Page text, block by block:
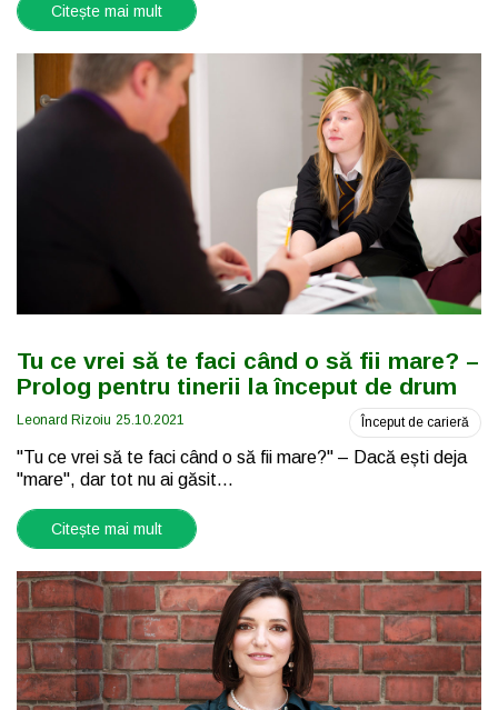
Citește mai mult
Tu ce vrei să te faci când o să fii mare? –
Prolog pentru tinerii la început de drum
Leonard Rizoiu 25.10.2021 Început de carieră
"Tu ce vrei să te faci când o să fii mare?" – Dacă ești deja
"mare", dar tot nu ai găsit...
Citește mai mult